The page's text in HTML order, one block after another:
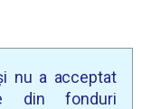
nu a acceptat
din fonduri